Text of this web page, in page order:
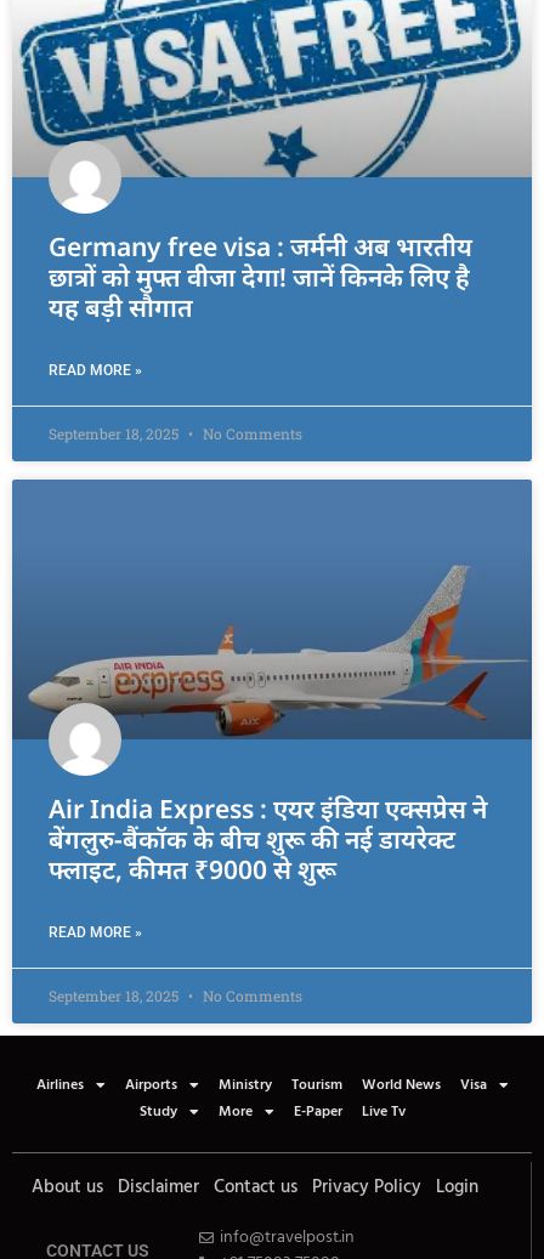
Germany free visa : जर्मनी अब भारतीय
छात्रों को मुफ्त वीजा देगा! जानें किनके लिए है
यह बड़ी सौगात
READ MORE »
September 18, 2025 No Comments
Air India Express : एयर इंडिया एक्सप्रेस ने
बेंगलुरु-बैंकॉक के बीच शुरू की नई डायरेक्ट
फ्लाइट, कीमत ₹9000 से शुरू
READ MORE »
September 18, 2025 No Comments
Airlines Airports Ministry Tourism World News
Visa
Study
More E-Paper Live Tv
About us Disclaimer Contact us Privacy Policy Login
CONTACT US
info@travelpost.in